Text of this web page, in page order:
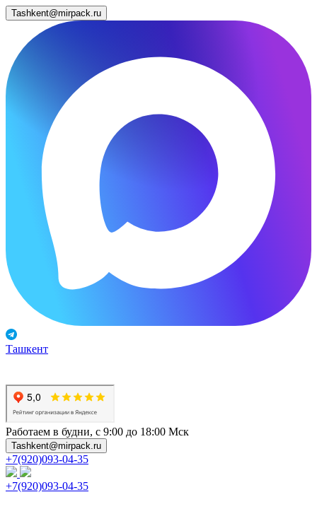
Tashkent@mirpack.ru
Ташкент
Работаем в будни, с 9:00 до 18:00 Мск
Tashkent@mirpack.ru
+7(920)093-04-35
+7(920)093-04-35